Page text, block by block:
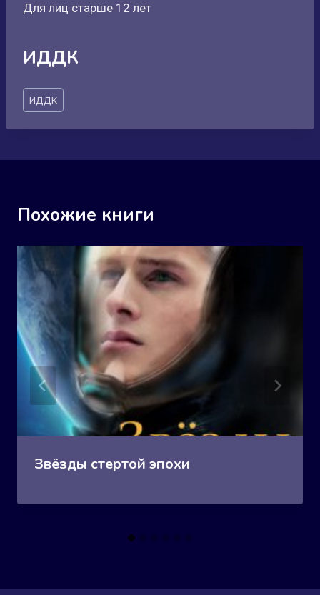
Для лиц старше 12 лет
ИДДК
Метки
записи:
ИДДК
Похожие книги
Звёзды стертой эпохи